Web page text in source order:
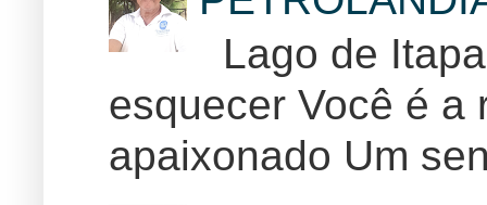
Lago de
esquecer Você é a
apaixonado Um